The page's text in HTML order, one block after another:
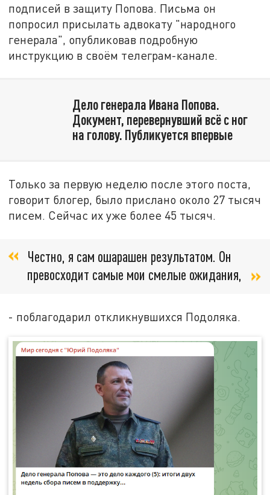
подписей в защиту Попова. Письма он
попросил присылать адвокату "народного
генерала", опубликовав подробную
инструкцию в своём телеграм-канале.
Дело генерала Ивана Попова.
Документ, перевернувший всё с ног
на голову. Публикуется впервые
Только за первую неделю после этого поста,
говорит блогер, было прислано около 27 тысяч
писем. Сейчас их уже более 45 тысяч.
Честно, я сам ошарашен результатом. Он
превосходит самые мои смелые ожидания,
- поблагодарил откликнувшихся Подоляка.